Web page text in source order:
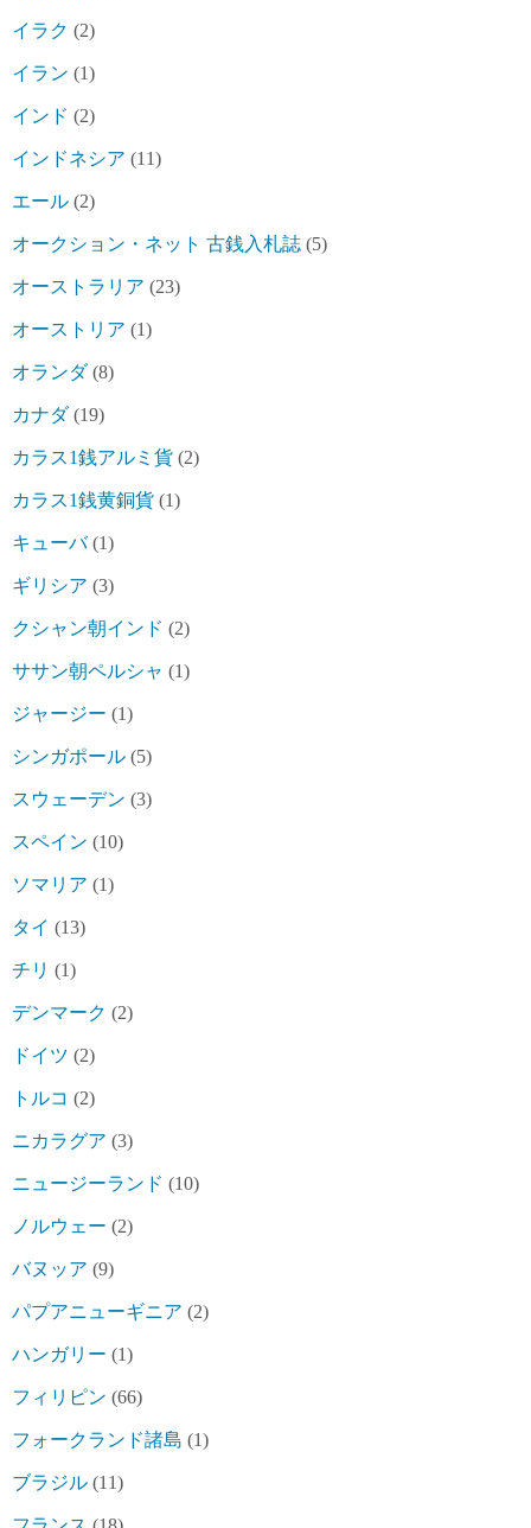
イラク (2)
イラン (1)
インド (2)
インドネシア (11)
エール (2)
オークション・ネット 古銭入札誌 (5)
オーストラリア (23)
オーストリア (1)
オランダ(8)
カナダ(19)
カラス1銭アルミ貨 (2)
カラス1銭黄銅貨 (1)
キューバ(1)
ギリシア (3)
クシャン朝インド (2)
ササン朝ペルシャ (1)
ジャージー (1)
シンガポール (5)
スウェーデン (3)
スペイン (10)
ソマリア (1)
タイ (13)
チリ (1)
デンマーク (2)
ドイツ (2)
トルコ (2)
ニカラグア (3)
ニュージーランド (10)
ノルウェー (2)
バヌッア (9)
パプアニューギニア (2)
ハンガリー (1)
フィリピン (66)
フォークランド諸島 (1)
ブラジル (11)